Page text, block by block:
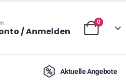
/ Anmelden
0
Aktuelle Angebote